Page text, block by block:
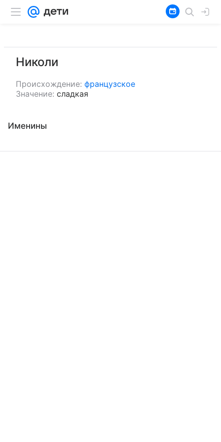
Николи
Происхождение: французское
Значение: сладкая
Именины